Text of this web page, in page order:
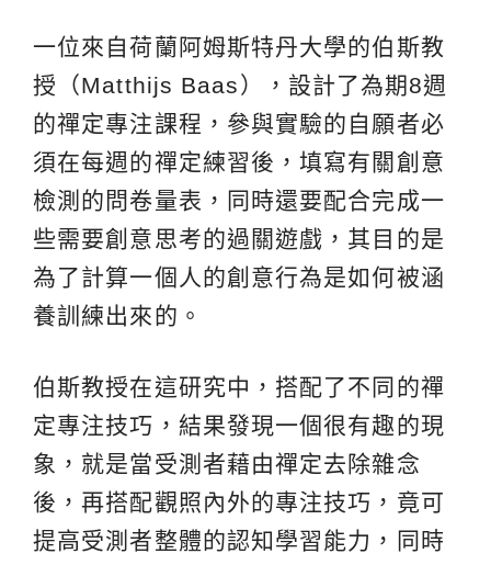
一位來自荷蘭阿姆斯特丹大學的伯斯教
授（Matthijs Baas），設計了為期8週
的禪定專注課程，參與實驗的自願者必
須在每週的禪定練習後，填寫有關創意
檢測的問卷量表，同時還要配合完成一
些需要創意思考的過關遊戲，其目的是
為了計算一個人的創意行為是如何被涵
養訓練出來的。
伯斯教授在這研究中，搭配了不同的禪
定專注技巧，結果發現一個很有趣的現
象，就是當受測者藉由禪定去除雜念
後，再搭配觀照內外的專注技巧，竟可
提高受測者整體的認知學習能力，同時